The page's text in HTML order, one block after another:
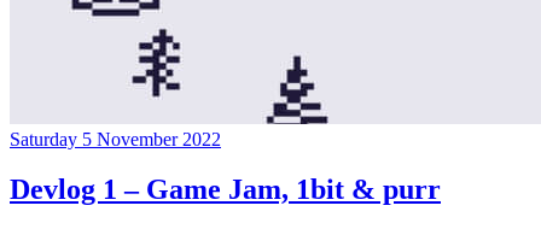
Saturday 5 November 2022
Devlog 1 – Game Jam, 1bit & purr